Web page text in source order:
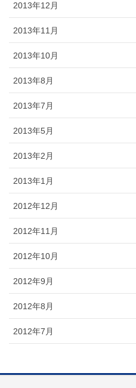
2013年12月
2013年11月
2013年10月
2013年8月
2013年7月
2013年5月
2013年2月
2013年1月
2012年12月
2012年11月
2012年10月
2012年9月
2012年8月
2012年7月